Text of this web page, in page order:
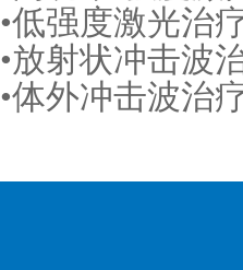
•低强度激光治
•放射状冲击波
•体外冲击波治